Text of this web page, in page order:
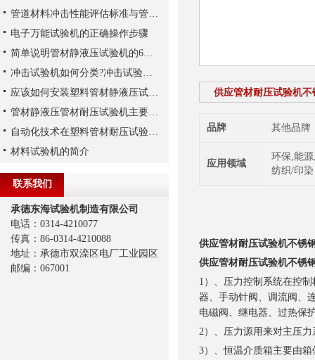
供应管材耐压试验机不
品牌 其他品牌
应用领域
环保,能
纺织/印染
供应管材耐压试验机不锈
供应管材耐压试验机不锈
1）、压力控制系统在控
器、手动针阀、调流阀、
电磁阀、继电器、过热保
2）、压力源用来对主压
3）、恒温介质箱主要由
管道材料冲击性能评估标准与管材落锤冲击试验机的关系
电子万能试验机的正确操作步骤
简单说明管材静液压试验机的6大性能特点
冲击试验机如何分类?冲击试验机的两大分类方式:
应该如何安装塑料管材静液压试验机
管材静液压管材耐压试验机主要有哪些特点？
自动化技术在塑料管材耐压试验机中的应用
材料试验机的简介
联系我们
承德东海试验机制造有限公司
电话：0314-4210077
传真：86-0314-4210088
地址：承德市双滦区电厂工业园区
邮编：067001